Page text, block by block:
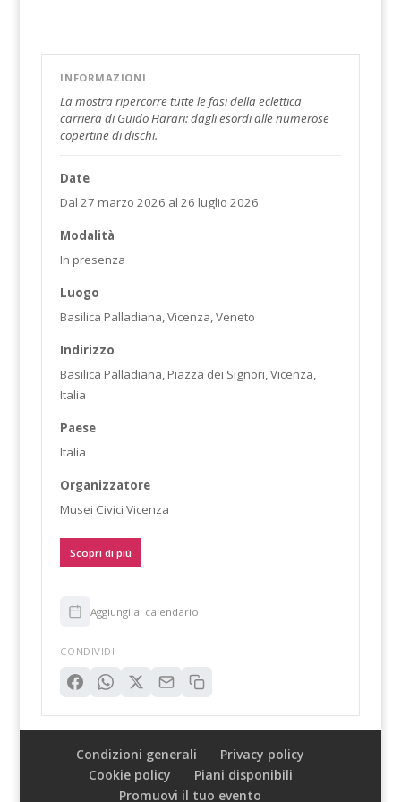
INFORMAZIONI
La mostra ripercorre tutte le fasi della eclettica
carriera di Guido Harari: dagli esordi alle numerose
copertine di dischi.
Date
Dal 27 marzo 2026 al 26 luglio 2026
Modalità
In presenza
Luogo
Basilica Palladiana, Vicenza, Veneto
Indirizzo
Basilica Palladiana, Piazza dei Signori, Vicenza,
Italia
Paese
Italia
Organizzatore
Musei Civici Vicenza
Scopri di più
Aggiungi al calendario
CONDIVIDI
Condizioni generali
Privacy policy
Cookie policy
Piani disponibili
Promuovi il tuo evento